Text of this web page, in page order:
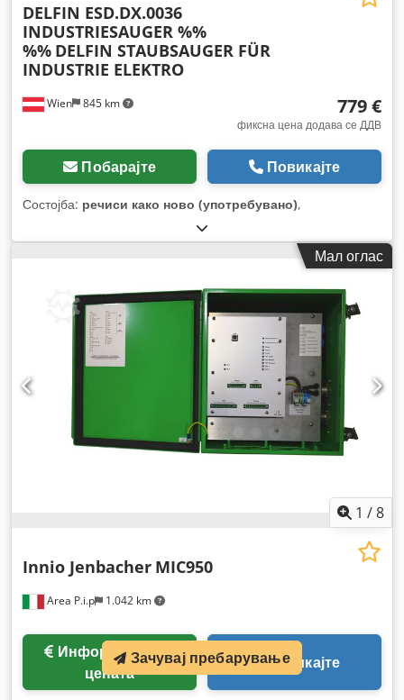
Wien 845 km
DELFIN ESD.DX.0036
INDUSTRIESAUGER %%
%% DELFIN STAUBSAUGER FÜR
INDUSTRIE ELEKTRO
779 €
фиксна цена додава се ДДВ
Побарајте Повикајте
Состојба: речиси како ново (употребувано),
Мал оглас
1 /8
Area P.i.p 1.042 km
Innio Jenbacher MIC950
цената
Повикајте
Зачувај пребарување